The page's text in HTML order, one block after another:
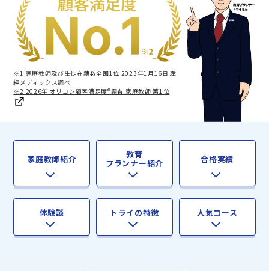
※1 家庭教師及び生徒在籍数全国1位 2023年1月16日 産
經メディックス調べ
※2 2026年 オリコン顧客満足度®調査 家庭教師 第1位
家庭教師紹介 教育
プランナー紹介 合格実績
体験談 トライの特徴 人気コース